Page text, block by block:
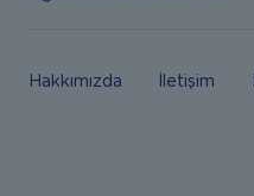
Hakkımızda İletişim